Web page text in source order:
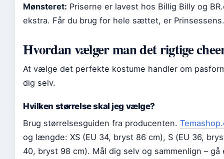
Mønsteret: Priserne er lavest hos Billig Billy og
ekstra. Får du brug for hele sættet, er
Hvordan vælger man det rigtige
At vælge det perfekte kostume handler om
dig selv.
Hvilken størrelse skal jeg vælge?
Brug størrelsesguiden fra producenten.
og længde: XS (EU 34, bryst 86 cm), S (EU 36,
40, bryst 98 cm). Mål dig selv og sammenlign –